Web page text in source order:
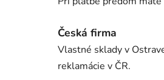
Česká firma
Vlastné sklady v
reklamácie v ČR.